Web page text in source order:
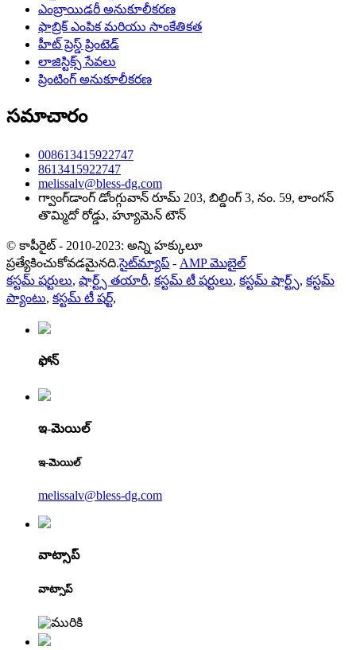
ఎంబ్రాయిడరీ అనుకూలీకరణ
ఫాబ్రిక్ ఎంపిక మరియు సాంకేతికత
హీట్ ప్రెస్డ్ ప్రింటెడ్
లాజిస్టిక్స్ సేవలు
ప్రింటింగ్ అనుకూలీకరణ
సమాచారం
008613415922747
8613415922747
melissalv@bless-dg.com
గ్వాంగ్‌డాంగ్ డోంగ్గువాన్ రూమ్ 203, బిల్డింగ్ 3, నం. 59, లాంగన్
తొమ్మిదో రోడ్డు, హ్యూమెన్ టౌన్
© కాపీరైట్ - 2010-2023: అన్ని హక్కులూ
ప్రత్యేకించుకోవడమైనది.సైట్‌మ్యాప్ - AMP మొబైల్
కస్టమ్ షర్టులు, షార్ట్స్ తయారీ, కస్టమ్ టీ షర్టులు, కస్టమ్ షార్ట్స్, కస్టమ్
ప్యాంటు, కస్టమ్ టీ షర్ట్,
ఫోన్
ఇ-మెయిల్
ఇ-మెయిల్
melissalv@bless-dg.com
వాట్సాప్
వాట్సాప్